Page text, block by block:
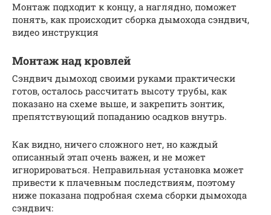
Монтаж подходит к концу, а наглядно, поможет
понять, как происходит сборка дымохода сэндвич,
видео инструкция
Монтаж над кровлей
Сэндвич дымоход своими руками практически
готов, осталось рассчитать высоту трубы, как
показано на схеме выше, и закрепить зонтик,
препятствующий попаданию осадков внутрь.
Как видно, ничего сложного нет, но каждый
описанный этап очень важен, и не может
игнорироваться. Неправильная установка может
привести к плачевным последствиям, поэтому
ниже показана подробная схема сборки дымохода
сэндвич: